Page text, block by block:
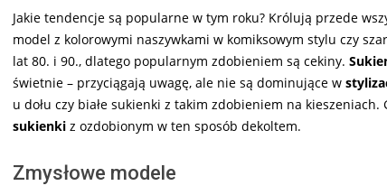
Jakie tendencje są popularne w tym roku? Królują przede
model z kolorowymi naszywkami w komiksowym stylu czy
lat 80. i 90., dlatego popularnym zdobieniem są cekiny.
świetnie – przyciągają uwagę, ale nie są dominujące w
u dołu czy białe sukienki z takim zdobieniem na
sukienki z ozdobionym w ten sposób dekoltem.
Zmysłowe modele